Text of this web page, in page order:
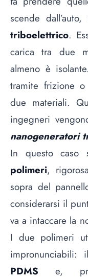
scende
triboelettrico.
carica tra due
almeno è
tramite frizione
due materiali.
ingegneri
nanogeneratori
In questo
polimeri,
sopra del
considerarsi il
va a intaccare la
I due polimeri
impronunciabili:
PDMS e,